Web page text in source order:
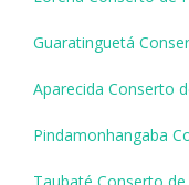
Guaratinguetá
Aparecida Conserto
Pindamonhangaba